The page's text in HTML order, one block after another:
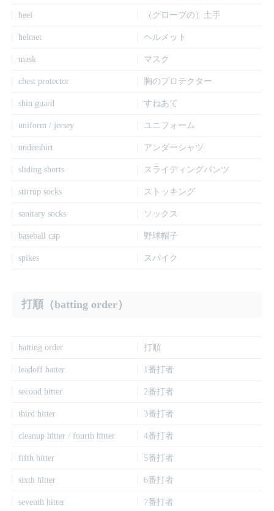
heel （グローブの）土手
helmet ヘルメット
mask マスク
chest protector 胸のプロテクター
shin guard すねあて
uniform / jersey ユニフォーム
undershirt アンダーシャツ
sliding shorts スライディングパンツ
stirrup socks ストッキング
sanitary socks ソックス
baseball cap 野球帽子
spikes スパイク
打順（batting order）
batting order 打順
leadoff batter 1番打者
second hitter 2番打者
third hitter 3番打者
cleanup hitter / fourth hitter 4番打者
fifth hitter 5番打者
sixth hitter 6番打者
seventh hitter 7番打者